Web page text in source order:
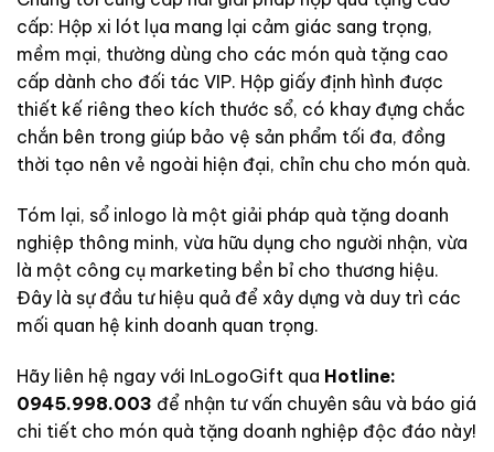
cấp: Hộp xi lót lụa mang lại cảm giác sang trọng,
mềm mại, thường dùng cho các món quà tặng cao
cấp dành cho đối tác VIP. Hộp giấy định hình được
thiết kế riêng theo kích thước sổ, có khay đựng chắc
chắn bên trong giúp bảo vệ sản phẩm tối đa, đồng
thời tạo nên vẻ ngoài hiện đại, chỉn chu cho món quà.
Tóm lại, sổ inlogo là một giải pháp quà tặng doanh
nghiệp thông minh, vừa hữu dụng cho người nhận, vừa
là một công cụ marketing bền bỉ cho thương hiệu.
Đây là sự đầu tư hiệu quả để xây dựng và duy trì các
mối quan hệ kinh doanh quan trọng.
Hãy liên hệ ngay với InLogoGift qua Hotline:
0945.998.003 để nhận tư vấn chuyên sâu và báo giá
chi tiết cho món quà tặng doanh nghiệp độc đáo này!